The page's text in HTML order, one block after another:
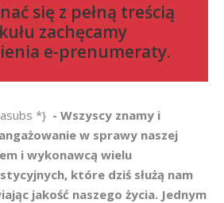
się z pełną treścią
zachęcamy
e-prenumeraty.
*} - Wszyscy znamy i
w sprawy naszej
i wykonawcą wielu
które dziś służą nam
jakość naszego życia. Jednym